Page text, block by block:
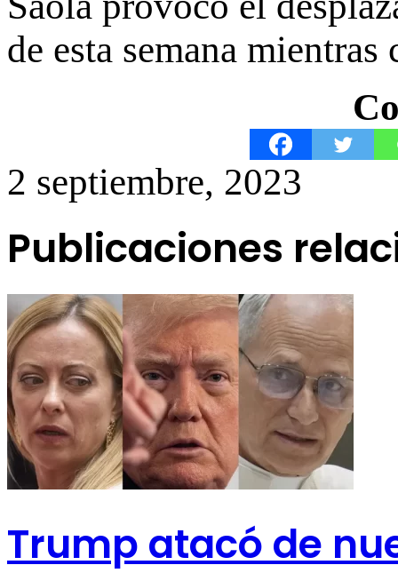
de esta semana mientras
2 septiembre, 2023
Publicaciones
Trump atacó de